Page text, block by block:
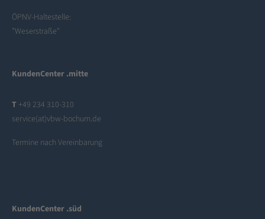
ÖPNV-Haltestelle:
"Weserstraße"
KundenCenter .mitte
T +49 234 310-310
service(at)vbw-bochum.de
Termine nach Vereinbarung
KundenCenter .süd